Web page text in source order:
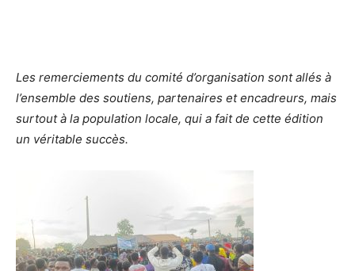
Les remerciements du comité d’organisation sont allés à
l’ensemble des soutiens, partenaires et encadreurs, mais
surtout à la population locale, qui a fait de cette édition
un véritable succès.